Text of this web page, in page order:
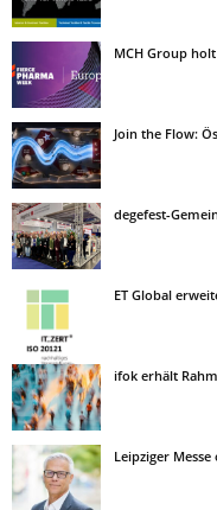
MCH Group
Join the Flow:
degefest-
ET Global
ifok erhält
Leipziger